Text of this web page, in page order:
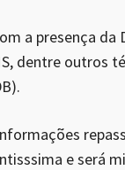
a presença
dentre outros
e será